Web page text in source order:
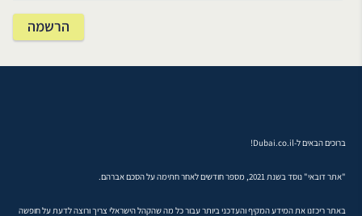
ברוכים הבאים ל-Dubai.co.il!
"אתר דובאי" נוסד בשנת 2021, מספר חודשים לאחר חתימה על הסכם אברהם.
באתר ריכזנו את המידע המקיף והעדכני ביותר עבור כל מה שהקהל הישראלי צריך ורוצה לדעת על חופשה